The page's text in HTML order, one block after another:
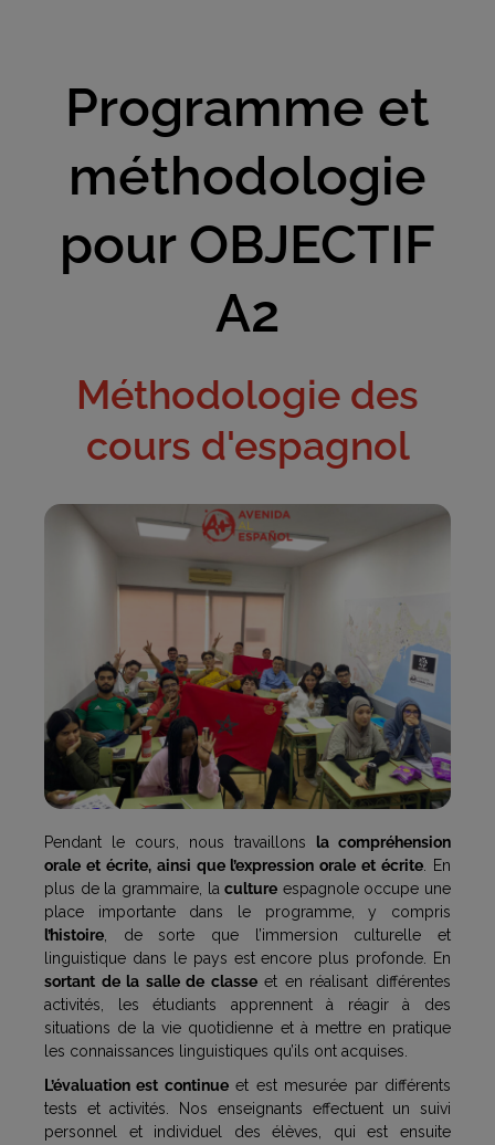
Programme et
méthodologie
pour OBJECTIF
A2
Méthodologie des
cours d'espagnol
Pendant le cours, nous travaillons
la compréhension
orale et écrite, ainsi que l’expression orale et écrite . En
plus de la grammaire, laculture espagnole occupe une
place importante dans le programme, y compris
l’histoire , de sorte que l’immersion culturelle et
linguistique dans le pays est encore plus profonde. En
sortant de la salle de classeet en réalisant différentes
activités, les étudiants apprennent à réagir à des
situations de la vie quotidienne et à mettre en pratique
les connaissances linguistiques qu’ils ont acquises.
L’évaluation est continueet est mesurée par différents
tests et activités. Nos enseignants effectuent un suivi
personnel et individuel des élèves, qui est ensuite